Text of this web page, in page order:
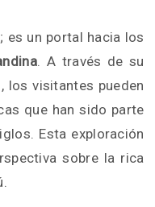
es un portal hacia los
. A través de su
los visitantes pueden
que han sido parte
Esta exploración
sobre la rica